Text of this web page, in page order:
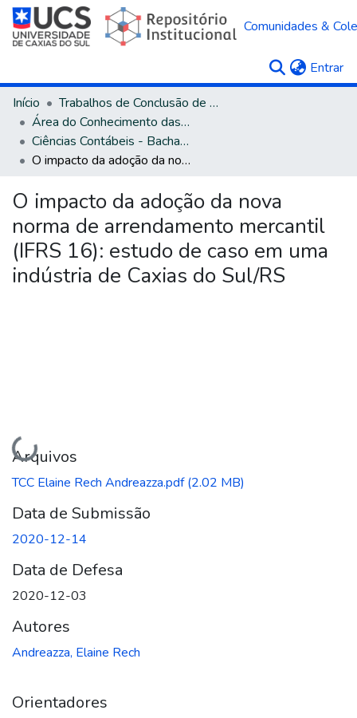
Comunidades &
Entrar
Início
Trabalhos de Conclusão de Curso
Área do Conhecimento das Ciências Sociais Aplicadas
Ciências Contábeis - Bacharelado
O impacto da adoção da nova norma de arrendamento mercantil (IFRS 16): estudo de caso em uma indústria de Caxias do Sul/RS
O impacto da adoção da nova
norma de arrendamento mercantil
(IFRS 16): estudo de caso em uma
indústria de Caxias do Sul/RS
Carregando...
Arquivos
TCC Elaine Rech Andreazza.pdf(2.02 MB)
Data de Submissão
2020-12-14
Data de Defesa
2020-12-03
Autores
Andreazza, Elaine Rech
Orientadores